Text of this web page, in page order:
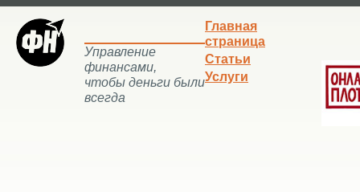
Управление
финансами,
чтобы деньги были
всегда
Главная
страница
Статьи
Услуги